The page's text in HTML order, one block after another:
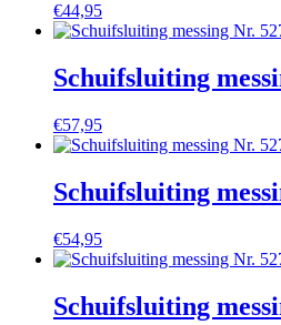
€44,95
Schuifsluiting
€57,95
Schuifsluiting
€54,95
Schuifsluiting